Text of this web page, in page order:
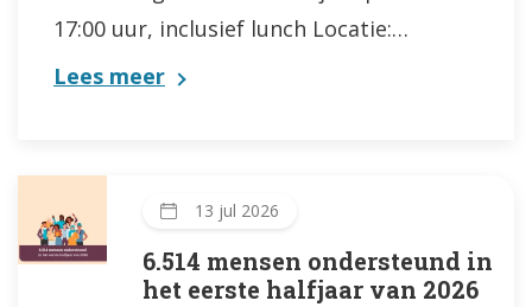
17:00 uur, inclusief lunch Locatie:…
Lees meer
6.514 mensen ondersteund in
het eerste halfjaar van 2026
13 jul 2026